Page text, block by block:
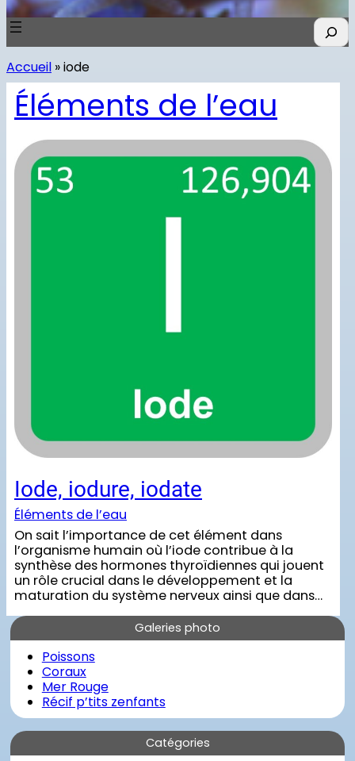
R
e
e
e
r
Accueil »iode
Éléments de l’eau
Iode, iodure, iodate
Éléments de l’eau
On sait l’importance de cet élément dans
l’organisme humain où l’iode contribue à la
synthèse des hormones thyroïdiennes qui jouent
un rôle crucial dans le développement et la
maturation du système nerveux ainsi que dans…
Galeries photo
Poissons
Coraux
Mer Rouge
Récif p’tits zenfants
Catégories